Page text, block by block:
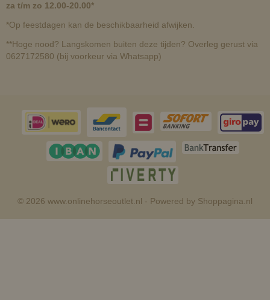
za t/m zo 12.00-20.00*
*Op feestdagen kan de beschikbaarheid afwijken.
**Hoge nood? Langskomen buiten deze tijden? Overleg gerust via
0627172580 (bij voorkeur via Whatsapp)
© 2026 www.onlinehorseoutlet.nl - Powered by Shoppagina.nl